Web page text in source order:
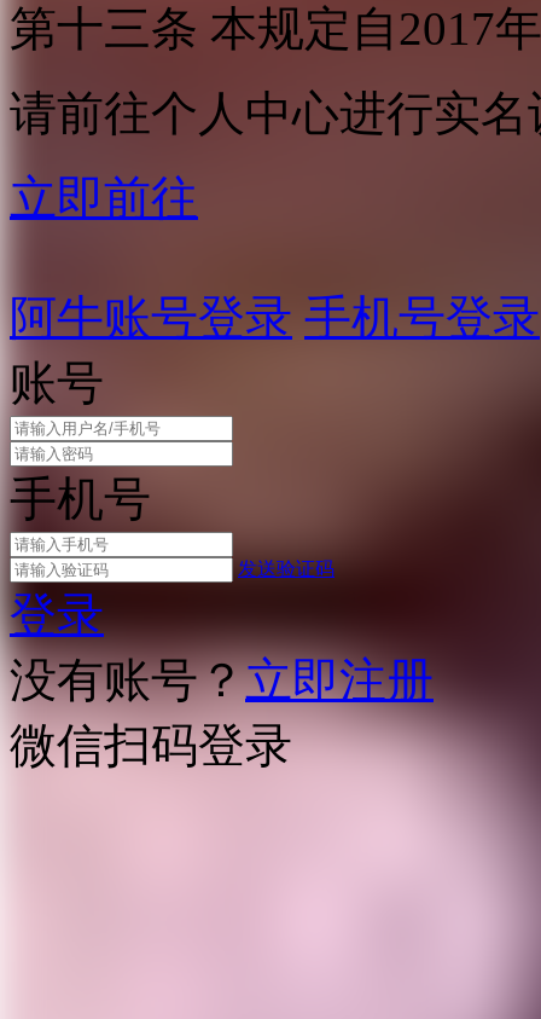
第十三条 本规定自2017
请前往个人中心进行实名
立即前往
阿牛账号登录 手机号登录
账号
手机号
发送验证码
登录
没有账号？立即注册
微信扫码登录